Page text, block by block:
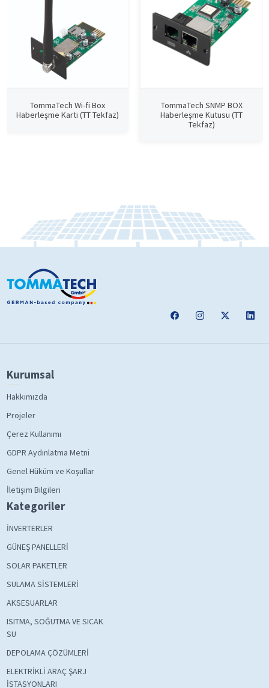
TommaTech Wi-fi Box
Haberleşme Karti (TT Tekfaz)
TommaTech SNMP BOX
Haberleşme Kutusu (TT
Tekfaz)
Kurumsal
Hakkımızda
Projeler
Çerez Kullanımı
GDPR Aydınlatma Metni
Genel Hüküm ve Koşullar
İletişim Bilgileri
Kategoriler
İNVERTERLER
GÜNEŞ PANELLERİ
SOLAR PAKETLER
SULAMA SİSTEMLERİ
AKSESUARLAR
ISITMA, SOĞUTMA VE SICAK
SU
DEPOLAMA ÇÖZÜMLERİ
ELEKTRİKLİ ARAÇ ŞARJ
İSTASYONLARI